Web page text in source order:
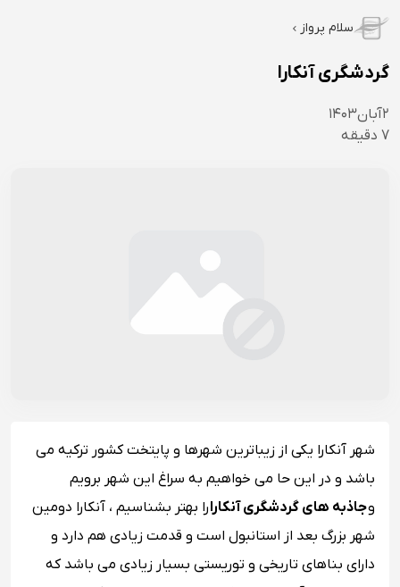
سلام پرواز
گردشگری آنکارا
۲آبان۱۴۰۳
7 دقیقه
شهر آنکارا یکی از زیباترین شهرها و پایتخت کشور ترکیه می
باشد و در این حا می خواهیم به سراغ این شهر برویم
وجاذبه های گردشگری آنکارارا بهتر بشناسیم ، آنکارا دومین
شهر بزرگ بعد از استانبول است و قدمت زیادی هم دارد و
دارای بناهای تاریخی و توریستی بسیار زیادی می باشد که